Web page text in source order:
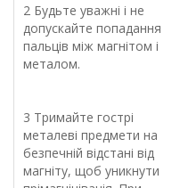
2 Будьте уважні і не
допускайте попадання
пальців між магнітом і
металом.
3 Тримайте гострі
металеві предмети на
безпечній відстані від
магніту, щоб уникнути